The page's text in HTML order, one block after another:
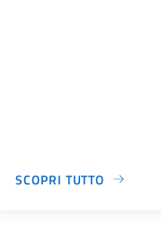
SCOPRI TUTTO